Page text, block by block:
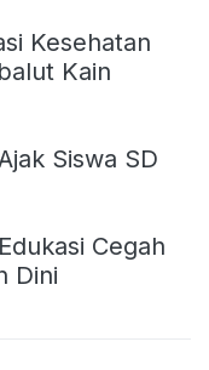
Kesehatan
Kain
Siswa SD
Cegah
Dini